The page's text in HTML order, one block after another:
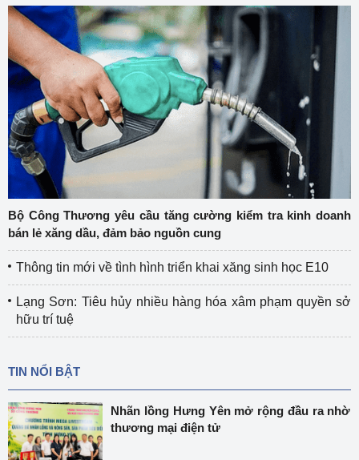
Bộ Công Thương yêu cầu tăng cường kiểm tra kinh doanh
bán lẻ xăng dầu, đảm bảo nguồn cung
Thông tin mới về tình hình triển khai xăng sinh học E10
Lạng Sơn: Tiêu hủy nhiều hàng hóa xâm phạm quyền sở
hữu trí tuệ
TIN NỔI BẬT
Nhãn lồng Hưng Yên mở rộng đầu ra nhờ
thương mại điện tử